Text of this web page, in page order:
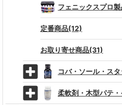
フェニックスプロ
定番商品(12)
お取り寄せ商品(31)
コバ・ソール・ス
柔軟剤・木型パテ